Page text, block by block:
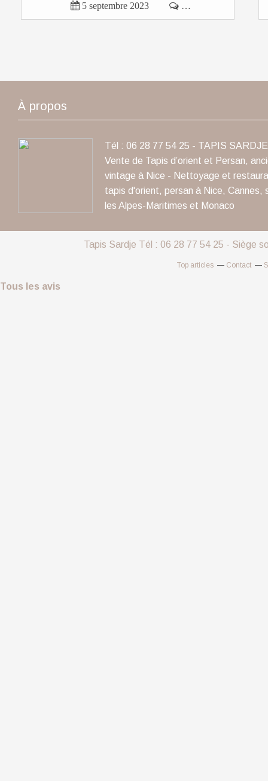
 5 septembre 2023  …
À propos
Tél : 06 28 77 54 25 - TAPIS
Vente de Tapis d’orient et Persan,
vintage à Nice - Nettoyage et
tapis d'orient, persan à Nice, Cannes,
les Alpes-Maritimes et Monaco
Tapis Sardje Tél : 06 28 77 54 25 - Siège
Top articles Contact
Tous les avis